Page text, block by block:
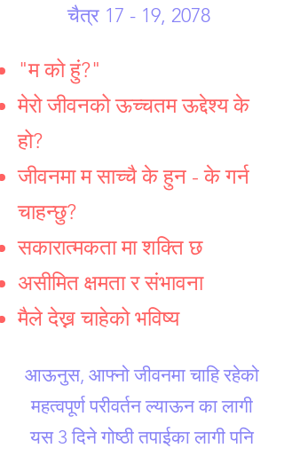
चैत्र 17 - 19, 2078
"म को हुं?"
मेरो जीवनको ऊच्चतम ऊद्देश्य के
हो?
जीवनमा म साच्चै के हुन - के गर्न
चाहन्छु?
सकारात्मकता मा शक्ति छ
असीमित क्षमता र संभावना
मैले देख्न चाहेको भविष्य
आऊनुस, आफ्नो जीवनमा चाहि रहेको
महत्वपूर्ण परीवर्तन ल्याऊन का लागी
यस 3 दिने गोष्ठी तपाईका लागी पनि